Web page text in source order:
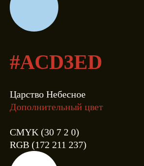
#ACD3ED
Царство Небесное
Дополнительный цвет
CMYK (30 7 2 0)
RGB (172 211 237)